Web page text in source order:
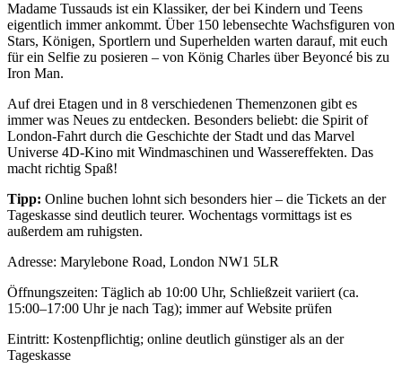
Madame Tussauds ist ein Klassiker, der bei Kindern und Teens
eigentlich immer ankommt. Über 150 lebensechte Wachsfiguren von
Stars, Königen, Sportlern und Superhelden warten darauf, mit euch
für ein Selfie zu posieren – von König Charles über Beyoncé bis zu
Iron Man.
Auf drei Etagen und in 8 verschiedenen Themenzonen gibt es
immer was Neues zu entdecken. Besonders beliebt: die Spirit of
London-Fahrt durch die Geschichte der Stadt und das Marvel
Universe 4D-Kino mit Windmaschinen und Wassereffekten. Das
macht richtig Spaß!
Tipp: Online buchen lohnt sich besonders hier – die Tickets an der
Tageskasse sind deutlich teurer. Wochentags vormittags ist es
außerdem am ruhigsten.
Adresse: Marylebone Road, London NW1 5LR
Öffnungszeiten: Täglich ab 10:00 Uhr, Schließzeit variiert (ca.
15:00–17:00 Uhr je nach Tag); immer auf Website prüfen
Eintritt: Kostenpflichtig; online deutlich günstiger als an der
Tageskasse